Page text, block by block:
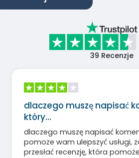
39 Recenzje
dlaczego muszę napisać
który…
dlaczego muszę napisać
pomoże wam ulepszyć usługi,
przesłać recenzję, która